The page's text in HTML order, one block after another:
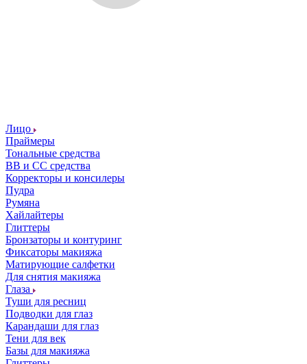
Лицо
Праймеры
Тональные средства
ВВ и СС средства
Корректоры и консилеры
Пудра
Румяна
Хайлайтеры
Глиттеры
Бронзаторы и контуринг
Фиксаторы макияжа
Матирующие салфетки
Для снятия макияжа
Глаза
Туши для ресниц
Подводки для глаз
Карандаши для глаз
Тени для век
Базы для макияжа